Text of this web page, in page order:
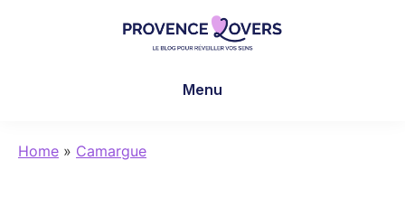
sens
Menu
Home » Camargue